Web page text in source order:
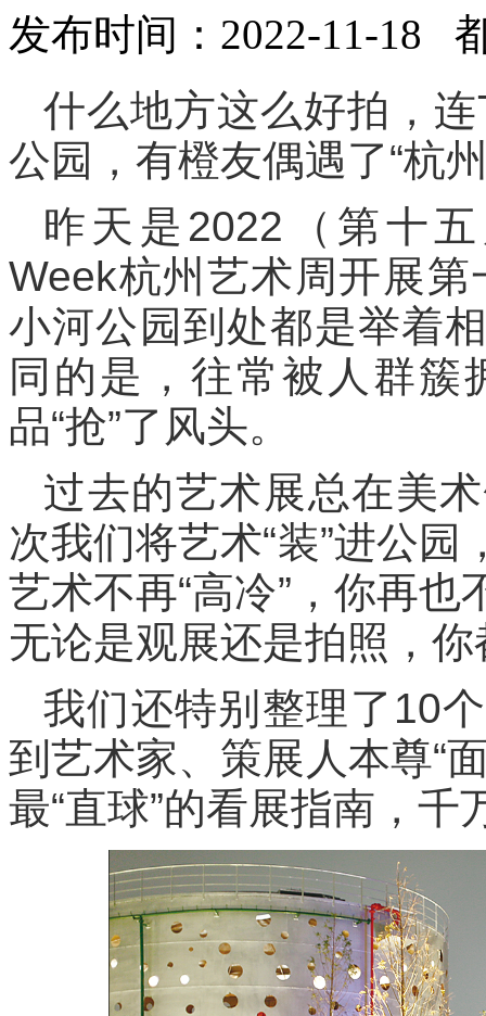
发布时间：2022-11-18
什么地方这么好拍，
公园，有橙友偶遇了“杭
昨天是2022（第十
Week杭州艺术周开展
小河公园到处都是举着
同的是，往常被人群
品“抢”了风头。
过去的艺术展总在美
次我们将艺术“装”进公
艺术不再“高冷”，你再
无论是观展还是拍照，
我们还特别整理了10
到艺术家、策展人本尊“
最“直球”的看展指南，千